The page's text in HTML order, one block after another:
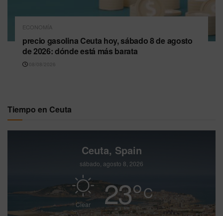
ECONOMÍA
precio gasolina Ceuta hoy, sábado 8 de agosto
de 2026: dónde está más barata
08/08/2026
Tiempo en Ceuta
Ceuta, Spain
sábado, agosto 8, 2026
Clear 23°C